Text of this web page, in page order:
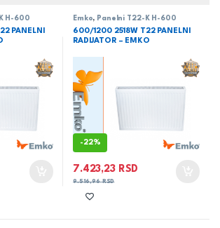
H-600
PANELNI
Emko, Panelni T22-K H-600
600/1200 2518W T22 PANELNI
RADIJATOR – EMKO
-22%
7.423,23 RSD
9.516,96RSD